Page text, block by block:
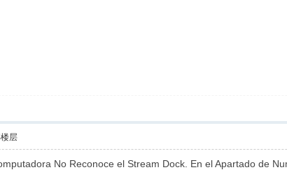
层
No Reconoce el Stream Dock. En el Apartado de